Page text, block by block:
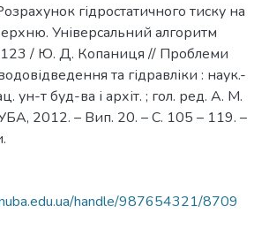
гідростатичного тиску на
Універсальний алгоритм
/ Ю. Д. Копаниця // Проблеми
та гідравліки : наук.-
ун-т буд-ва і архіт. ; гол. ред. А. М.
2012. – Вип. 20. – С. 105 – 119. –
handle/987654321/8709